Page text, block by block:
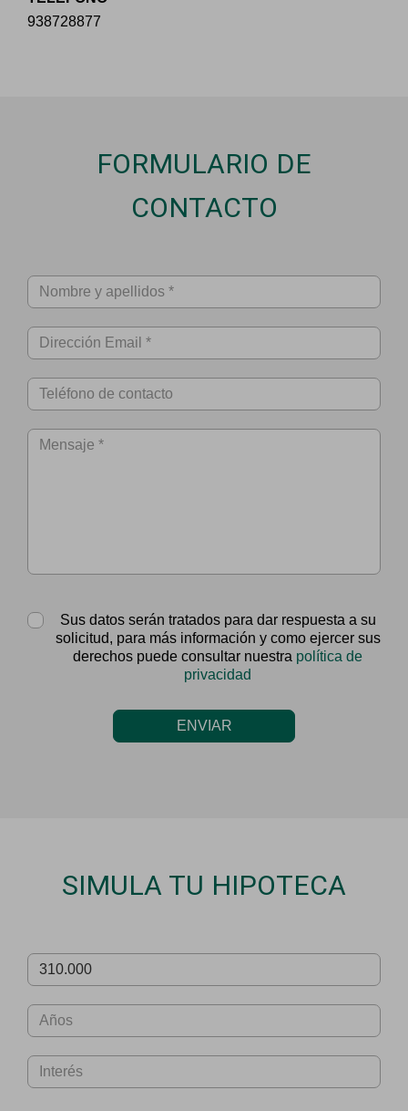
938728877
FORMULARIO DE
CONTACTO
Sus datos serán tratados para dar respuesta a su
solicitud, para más información y como ejercer sus
derechos puede consultar nuestra política de
privacidad
ENVIAR
SIMULA TU HIPOTECA